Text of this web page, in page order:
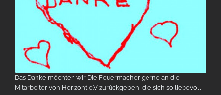
Das Danke möchten wir Die Feuermacher gerne an die
Mitarbeiter von Horizont e.V zurückgeben, die sich so liebevoll